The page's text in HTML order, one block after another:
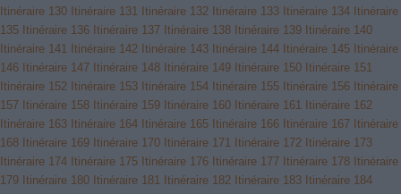
Itinéraire 130 Itinéraire 131 Itinéraire 132 Itinéraire 133 Itinéraire 134 Itinéraire
135 Itinéraire 136 Itinéraire 137 Itinéraire 138 Itinéraire 139 Itinéraire 140
Itinéraire 141 Itinéraire 142 Itinéraire 143 Itinéraire 144 Itinéraire 145 Itinéraire
146 Itinéraire 147 Itinéraire 148 Itinéraire 149 Itinéraire 150 Itinéraire 151
Itinéraire 152 Itinéraire 153 Itinéraire 154 Itinéraire 155 Itinéraire 156 Itinéraire
157 Itinéraire 158 Itinéraire 159 Itinéraire 160 Itinéraire 161 Itinéraire 162
Itinéraire 163 Itinéraire 164 Itinéraire 165 Itinéraire 166 Itinéraire 167 Itinéraire
168 Itinéraire 169 Itinéraire 170 Itinéraire 171 Itinéraire 172 Itinéraire 173
Itinéraire 174 Itinéraire 175 Itinéraire 176 Itinéraire 177 Itinéraire 178 Itinéraire
179 Itinéraire 180 Itinéraire 181 Itinéraire 182 Itinéraire 183 Itinéraire 184